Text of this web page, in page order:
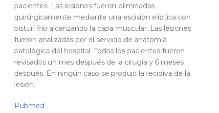
pacientes. Las lesiones fueron eliminadas
quirúrgicamente mediante una escisión elíptica con
bisturí frío alcanzando la capa muscular. Las lesiones
fueron analizadas por el servicio de anatomía
patológica del hospital. Todos los pacientes fueron
revisados un mes después de la cirugía y 6 meses
después. En ningún caso se produjo la recidiva de la
lesión.
Pubmed